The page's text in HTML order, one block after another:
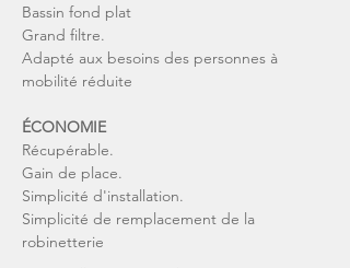
Bassin fond plat
Grand filtre.
Adapté aux besoins des personnes à
mobilité réduite
ÉCONOMIE
Récupérable.
Gain de place.
Simplicité d'installation.
Simplicité de remplacement de la
robinetterie